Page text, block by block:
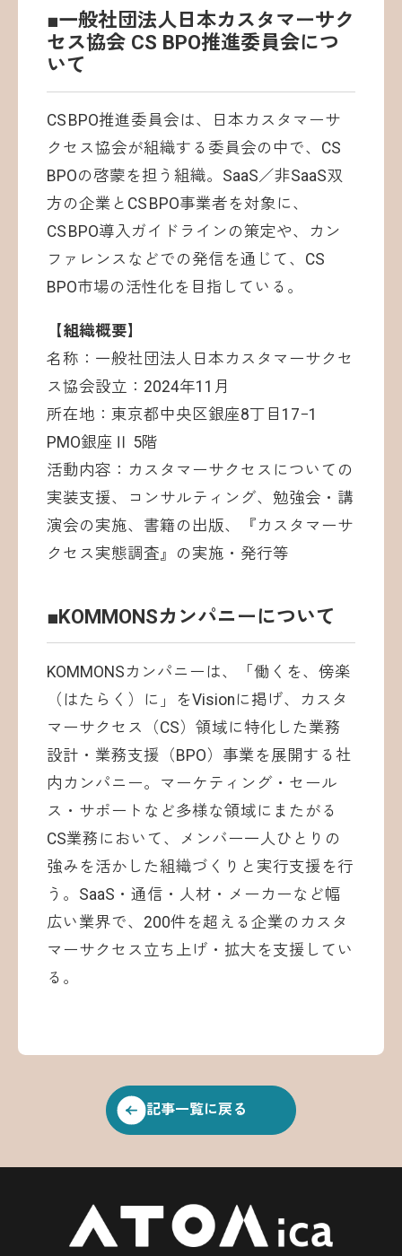
■一般社団法人日本カスタマーサク
セス協会 CS BPO推進委員会につ
いて
CS BPO推進委員会は、日本カスタマーサ
クセス協会が組織する委員会の中で、CS
BPOの啓蒙を担う組織。SaaS／非SaaS双
方の企業とCS BPO事業者を対象に、
CS BPO導入ガイドラインの策定や、カン
ファレンスなどでの発信を通じて、CS
BPO市場の活性化を目指している。
【組織概要】
名称：一般社団法人日本カスタマーサクセ
ス協会設立：2024年11月
所在地：東京都中央区銀座8丁目17−1
PMO銀座Ⅱ 5階
活動内容：カスタマーサクセスについての
実装支援、コンサルティング、勉強会・講
演会の実施、書籍の出版、『カスタマーサ
クセス実態調査』の実施・発行等
■KOMMONSカンパニーについて
KOMMONSカンパニーは、「働くを、傍楽
（はたらく）に」をVisionに掲げ、カスタ
マーサクセス（CS）領域に特化した業務
設計・業務支援（BPO）事業を展開する社
内カンパニー。マーケティング・セール
ス・サポートなど多様な領域にまたがる
CS業務において、メンバー一人ひとりの
強みを活かした組織づくりと実行支援を行
う。SaaS・通信・人材・メーカーなど幅
広い業界で、200件を超える企業のカスタ
マーサクセス立ち上げ・拡大を支援してい
る。
記事一覧に戻る